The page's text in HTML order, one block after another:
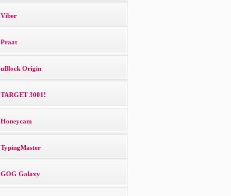
Viber
Praat
uBlock Origin
TARGET 3001!
Honeycam
TypingMaster
GOG Galaxy